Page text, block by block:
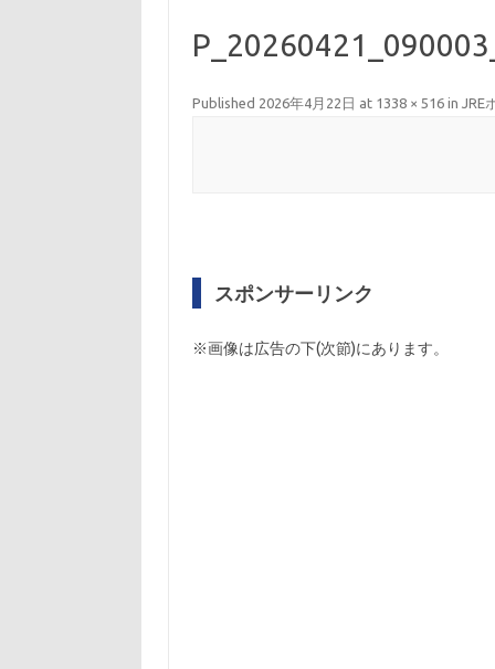
Published 2026年4月22日 at 1338 × 516in JRE
スポンサーリンク
※画像は広告の下(次節)にあります。